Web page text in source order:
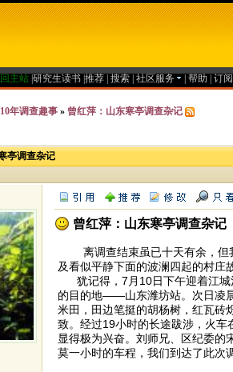
主站 研究生读书 推荐 搜索 社区服务 帮助 订
年调查趣事 » 曾红萍：山东寒亭调查杂记
亭调查杂记
曾红萍：山东寒亭调查杂记
离调查结束虽已十天有余，但我
及看似平静下面的波澜四起的村庄
犹记得，7月10日下午迎着江城
的目的地——山东潍坊站。次日凌
米田，田边笔挺的胡杨树，红瓦砖
致。经过19小时的长途跋涉，火
显得极为兴奋。刘师兄、区纪委的
莫一小时的车程，我们到达了此